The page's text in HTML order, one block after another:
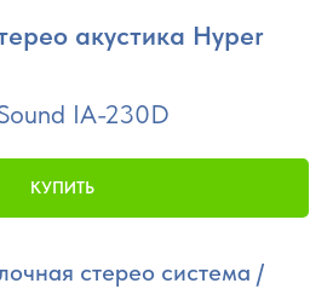
акустика Hyper
IA-230D
КУПИТЬ
стерео система /